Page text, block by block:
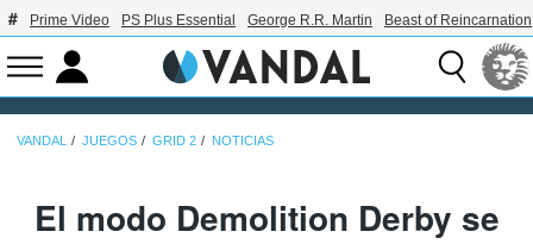
Prime Video PS Plus Essential George R.R. Martin Beast of Reincarnation
VANDAL JUEGOS GRID 2 NOTICIAS
El modo Demolition Derby se